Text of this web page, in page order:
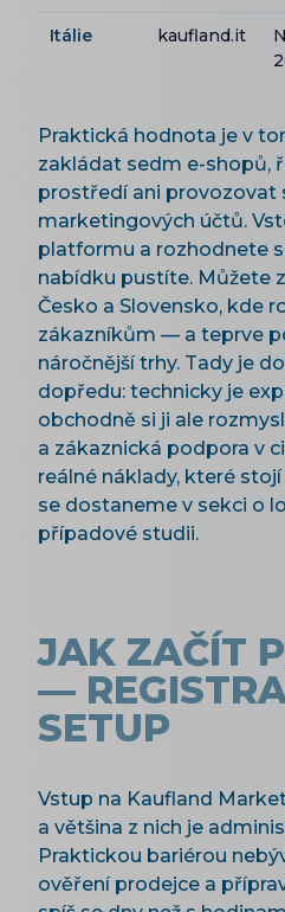
Itálie kaufland.it
Praktická hodnota je v
zakládat sedm e-shopů,
prostředí ani provozovat
marketingových účtů.
platformu a rozhodnete
nabídku pustíte. Můžete
Česko a Slovensko, kde
zákazníkům — a teprve
náročnější trhy. Tady je
dopředu: technicky je
obchodně si ji ale
a zákaznická podpora v
reálné náklady, které
se dostaneme v sekci o
případové studii.
JAK ZAČÍT
—
SETUP
Vstup na Kaufland
a většina z nich je
Praktickou bariérou
ověření prodejce a